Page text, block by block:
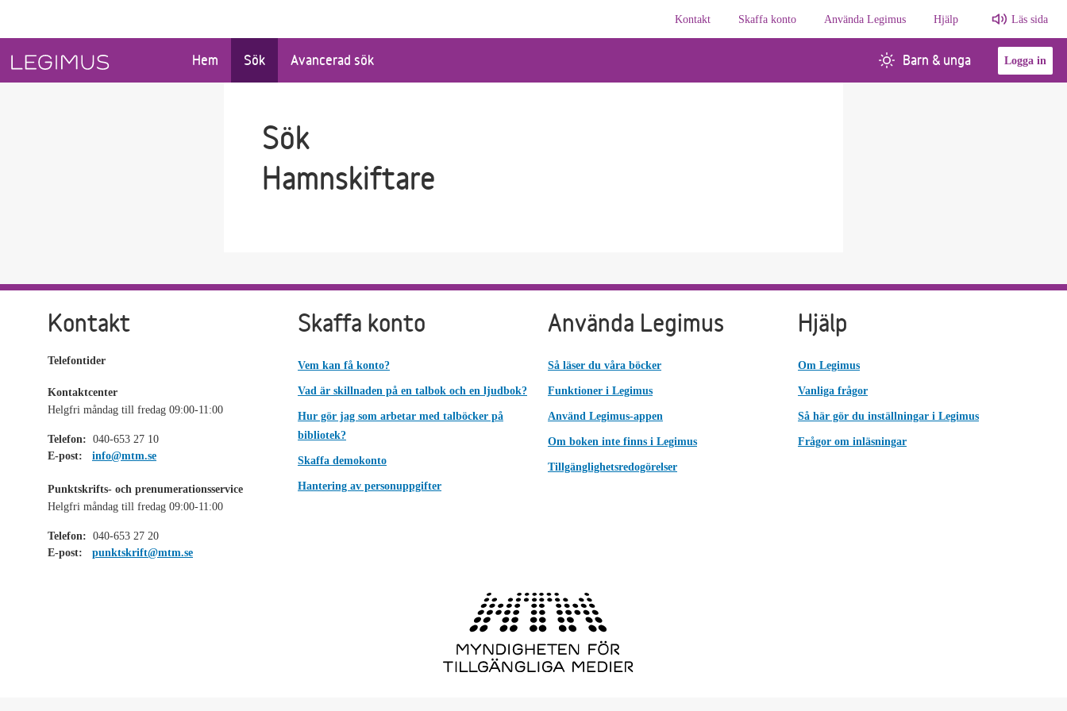
Kontakt
Skaffa konto Använda Legimus Hjälp Läs sida
Hem Sök Avancerad sök Barn & unga Logga in
Sök
Hamnskiftare
Kontakt
Telefontider
Kontaktcenter
Helgfri måndag till fredag 09:00-11:00
Telefon: 040-653 27 10
E-post:
info@mtm.se
Punktskrifts- och prenumerationsservice
Helgfri måndag till fredag 09:00-11:00
Telefon: 040-653 27 20
E-post:
punktskrift@mtm.se
Skaffa konto
Vem kan få konto?
Vad är skillnaden på en talbok och en ljudbok?
Hur gör jag som arbetar med talböcker på
bibliotek?
Skaffa demokonto
Hantering av personuppgifter
Använda Legimus
Så läser du våra böcker
Funktioner i Legimus
Använd Legimus-appen
Om boken inte finns i Legimus
Tillgänglighetsredogörelser
Hjälp
Om Legimus
Vanliga frågor
Så här gör du inställningar i Legimus
Frågor om inläsningar